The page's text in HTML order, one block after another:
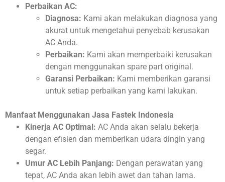
Perbaikan AC:
Diagnosa: Kami akan melakukan diagnosa yang
akurat untuk mengetahui penyebab kerusakan
AC Anda.
Perbaikan: Kami akan memperbaiki kerusakan
dengan menggunakan spare part original.
Garansi Perbaikan: Kami memberikan garansi
untuk setiap perbaikan yang kami lakukan.
Manfaat Menggunakan Jasa Fastek Indonesia
Kinerja AC Optimal: AC Anda akan selalu bekerja
dengan efisien dan memberikan udara dingin yang
segar.
Umur AC Lebih Panjang: Dengan perawatan yang
tepat, AC Anda akan lebih awet dan tahan lama.